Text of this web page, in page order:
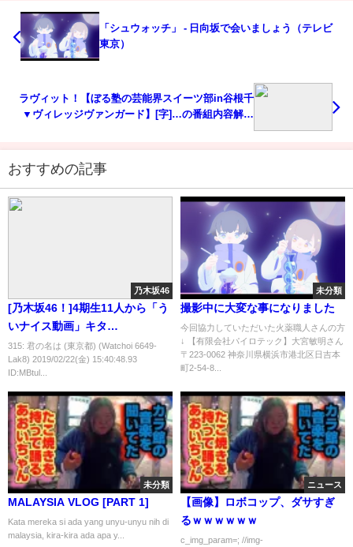
「シュウォッチ」 - 日向坂で会いましょう（テレビ
東京）
ラヴィット！【ぼる塾の芸能界スイーツ部in谷根千
▼ヴィレッジヴァンガード】[字]…の番組内容解析
おすすめの記事
乃木坂46
[乃木坂46！]4期生11人から「う
いナイス動画」キタ
━━━━━━(ﾟ
∀ﾟ)━━━━━━!!!!!
315: 君の名は (東京都) (Watchoi 6649-
Lak8) 2019/02/22(金) 15:40:48.93
ID:MBtul...
未分類
撮影中に大変な事になりました
今回協力していただいた火薬職人さんの方
↓ 【有限会社パイロテック】大宮敏明さん
〒223-0062 神奈川県横浜市港北区日吉本
町2-54-8...
未分類
MALAYSIA VLOG [PART 1]
Kata mereka si ada yang unyu-unyu nih di
malaysia, kira-kira ada apa y...
ニュース
【画像】ロボコップ、ダサすぎ
るｗｗｗｗｗｗ
c_img_param=; //img-